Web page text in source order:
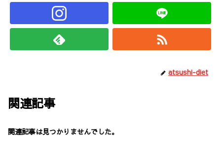
atsushi-diet
関連記事
関連記事は見つかりませんでした。